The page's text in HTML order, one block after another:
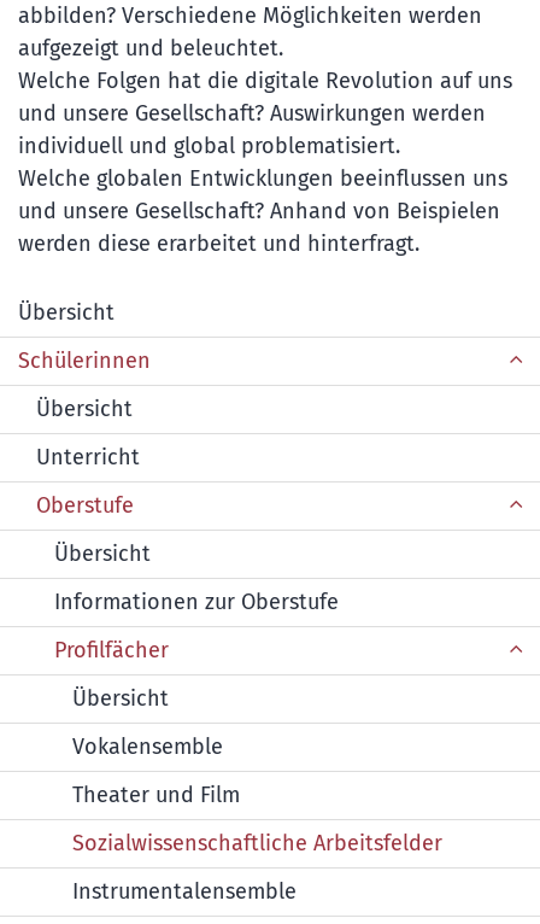
abbilden? Verschiedene Möglichkeiten werden
aufgezeigt und beleuchtet.
Welche Folgen hat die digitale Revolution auf uns
und unsere Gesellschaft? Auswirkungen werden
individuell und global problematisiert.
Welche globalen Entwicklungen beeinflussen uns
und unsere Gesellschaft? Anhand von Beispielen
werden diese erarbeitet und hinterfragt.
Übersicht
Schülerinnen
Übersicht
Unterricht
Oberstufe
Übersicht
Informationen zur Oberstufe
Profilfächer
Übersicht
Vokalensemble
Theater und Film
Sozialwissenschaftliche Arbeitsfelder
Instrumentalensemble